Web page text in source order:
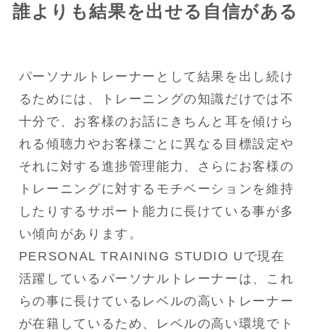
誰よりも結果を出せる自信がある
パーソナルトレーナーとして結果を出し続け
るためには、トレーニングの知識だけでは不
十分で、お客様のお話にきちんと耳を傾けら
れる傾聴力やお客様ごとに異なる目標設定や
それに対する進捗管理能力、さらにお客様の
トレーニングに対するモチベーションを維持
したりするサポート能力に長けている事が多
い傾向があります。
PERSONAL TRAINING STUDIO Uで現在
活躍しているパーソナルトレーナーは、これ
らの事に長けているレベルの高いトレーナー
が在籍しているため、レベルの高い環境でト